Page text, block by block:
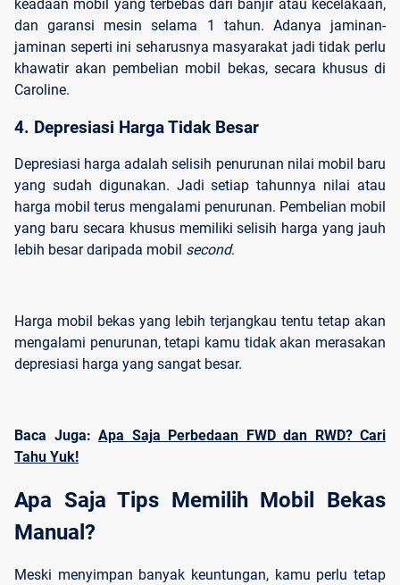
keadaan mobil yang terbebas dari banjir atau kecelakaan,
dan garansi mesin selama 1 tahun. Adanya jaminan-
jaminan seperti ini seharusnya masyarakat jadi tidak perlu
khawatir akan pembelian mobil bekas, secara khusus di
Caroline.
4. Depresiasi Harga Tidak Besar
Depresiasi harga adalah selisih penurunan nilai mobil baru
yang sudah digunakan. Jadi setiap tahunnya nilai atau
harga mobil terus mengalami penurunan. Pembelian mobil
yang baru secara khusus memiliki selisih harga yang jauh
lebih besar daripada mobil second.
Harga mobil bekas yang lebih terjangkau tentu tetap akan
mengalami penurunan, tetapi kamu tidak akan merasakan
depresiasi harga yang sangat besar.
Baca Juga: Apa Saja Perbedaan FWD dan RWD? Cari
Tahu Yuk!
Apa Saja Tips Memilih Mobil Bekas
Manual?
Meski menyimpan banyak keuntungan, kamu perlu tetap